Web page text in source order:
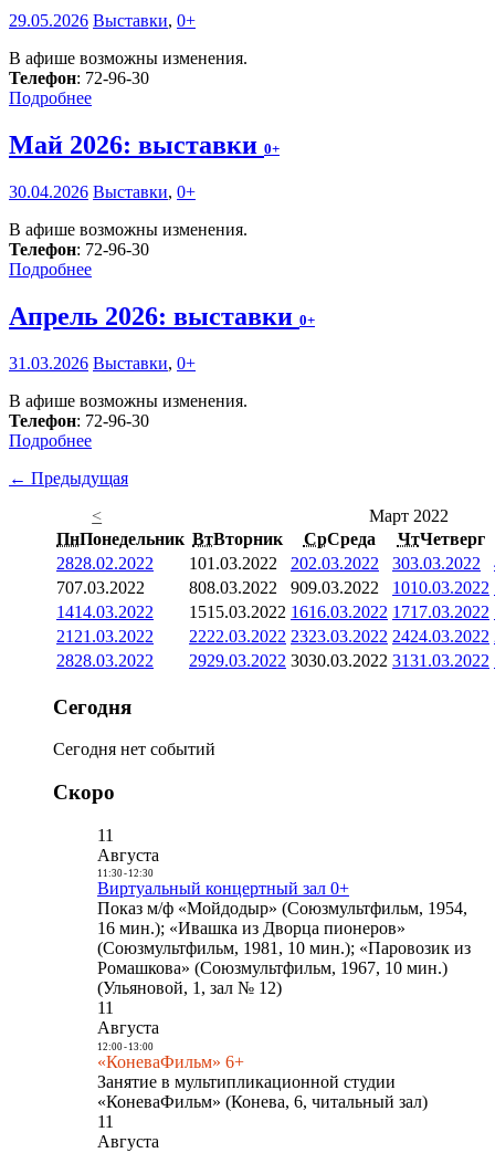
29.05.2026 Выставки, 0+
В афише возможны изменения.
Телефон: 72-96-30
Подробнее
Май 2026: выставки 0+
30.04.2026 Выставки, 0+
В афише возможны изменения.
Телефон: 72-96-30
Подробнее
Апрель 2026: выставки 0+
31.03.2026 Выставки, 0+
В афише возможны изменения.
Телефон: 72-96-30
Подробнее
← Предыдущая
<
Март 2022
ПнПонедельник ВтВторник СрСреда ЧтЧетверг
2828.02.2022 101.03.2022 202.03.2022 303.03.2022
707.03.2022 808.03.2022 909.03.2022 1010.03.2022
1414.03.2022 1515.03.2022 1616.03.2022 1717.03.2022
21 21.03.2022 2222.03.2022 2323.03.2022 2424.03.2022
2828.03.2022 2929.03.2022 3030.03.2022 3131.03.2022
Сегодня
Сегодня нет событий
Скоро
11
Августа
11:30- 12:30
Виртуальный концертный зал 0+
Показ м/ф «Мойдодыр» (Союзмультфильм, 1954,
16 мин.); «Ивашка из Дворца пионеров»
(Союзмультфильм, 1981, 10 мин.); «Паровозик из
Ромашкова» (Союзмультфильм, 1967, 10 мин.)
(Ульяновой, 1, зал № 12)
11
Августа
12:00- 13:00
«КоневаФильм» 6+
Занятие в мультипликационной студии
«КоневаФильм» (Конева, 6, читальный зал)
11
Августа